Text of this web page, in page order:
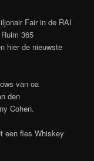
Fair in de RAI
365
hier de nieuwste
van oa
den
Cohen.
een fles Whiskey